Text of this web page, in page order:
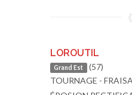
LOROUTIL
Grand Est (57)
TOURNAGE -